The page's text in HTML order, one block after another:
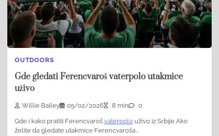
OUTDOORS
Gde gledati Ferencvaroš vaterpolo utakmice
uživo
Willie Bailey 05/02/2026 8 min 0
Gde i kako pratiti Ferencvaroš vaterpolo uživo iz Srbije Ako
želite da gledate utakmice Ferencvaroša…